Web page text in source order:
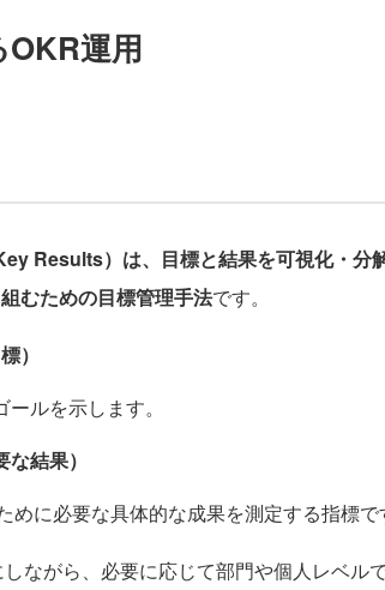
運用
Results）は、目標と結果を可視化・分
むための目標管理手法です。
）
ルを示します。
結果）
めに必要な具体的な成果を測定する指標で
ながら、必要に応じて部門や個人レベル